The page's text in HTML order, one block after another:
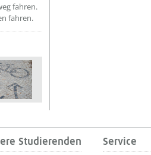
fahren.
fahren.
Studierenden Service